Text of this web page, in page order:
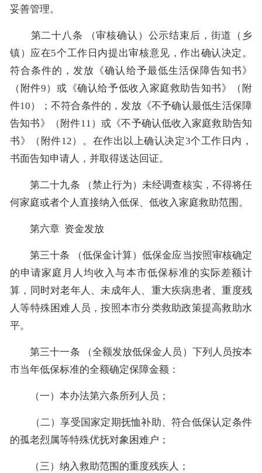
妥善管理。
第二十八条 （审核确认）公示结束后，街道（乡
镇）应在5个工作日内提出审核意见，作出确认决定。
符合条件的，发放《确认给予最低生活保障告知书》
（附件9）或《确认给予低收入家庭救助告知书》（附
件10）；不符合条件的，发放《不予确认最低生活保障
告知书》（附件11）或《不予确认低收入家庭救助告知
书》（附件12）。在作出以上确认决定3个工作日内，
书面告知申请人，并取得送达回证。
第二十九条 （禁止行为）未经调查核实，不得将任
何家庭或者个人直接纳入低保、低收入家庭救助范围。
第六章 资金发放
第三十条 （低保金计算）低保金应当按照审核确定
的申请家庭月人均收入与本市低保标准的实际差额计
算，同时对老年人、未成年人、重大疾病患者、重度残
人等特殊困难人员，按照本市分类救助政策提高救助水
平。
第三十一条 （全额发放低保金人员）下列人员按本
市当年低保标准的全额确定保障金额：
（一）本办法第六条所列人员；
（二）享受国家定期抚恤补助、符合低保认定条件
的孤老烈属等特殊优抚对象困难户；
（三）纳入救助范围的重度残疾人；